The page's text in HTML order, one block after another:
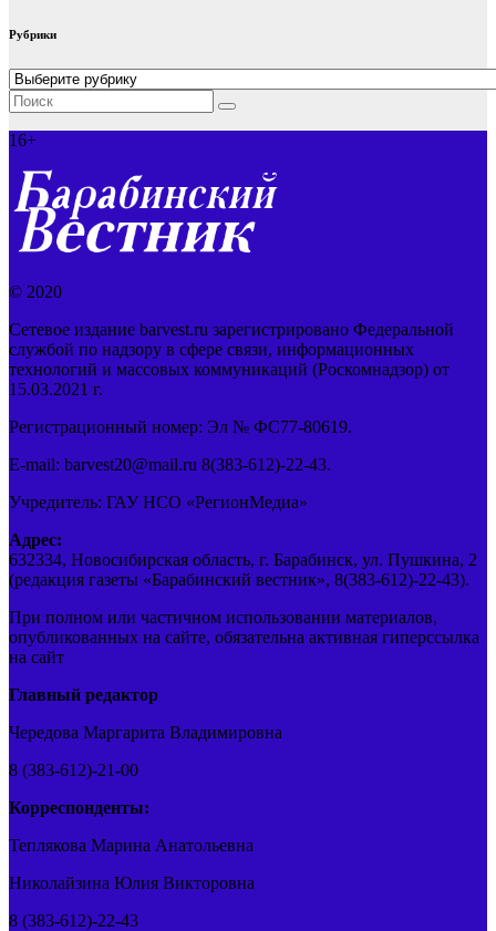
Рубрики
Рубрики
16+
© 2020
Сетевое издание barvest.ru зарегистрировано Федеральной
службой по надзору в сфере связи, информационных
технологий и массовых коммуникаций (Роскомнадзор) от
15.03.2021 г.
Регистрационный номер: Эл № ФС77-80619.
E-mail: barvest20@mail.ru 8(383-612)-22-43.
Учредитель: ГАУ НСО «РегионМедиа»
Адрес:
632334, Новосибирская область, г. Барабинск, ул. Пушкина, 2
(редакция газеты «Барабинский вестник», 8(383-612)-22-43).
При полном или частичном использовании материалов,
опубликованных на сайте, обязательна активная гиперссылка
на сайт
Главный редактор
Чередова Маргарита Владимировна
8 (383-612)-21-00
Корреспонденты:
Теплякова Марина Анатольевна
Николайзина Юлия Викторовна
8 (383-612)-22-43